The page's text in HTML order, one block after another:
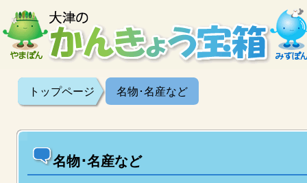
トップページ 名物･名産など
名物･名産など